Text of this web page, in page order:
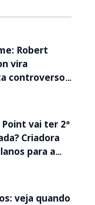
Robert
vira
controverso
vai ter 2ª
Criadora
para a
veja quando